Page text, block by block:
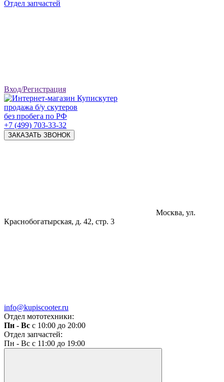
Отдел запчастей
Вход/Регистрация
продажа б/у скутеров
без пробега по РФ
+7 (499) 703-33-32
ЗАКАЗАТЬ ЗВОНОК
Москва, ул.
Краснобогатырская, д. 42, стр. 3
info@kupiscooter.ru
Отдел мототехники:
Пн - Вс с 10:00 до 20:00
Отдел запчастей:
Пн - Вс с 11:00 до 19:00